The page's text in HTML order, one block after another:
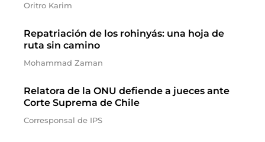
Oritro Karim
Repatriación de los rohinyás: una hoja de
ruta sin camino
Mohammad Zaman
Relatora de la ONU defiende a jueces ante
Corte Suprema de Chile
Corresponsal de IPS